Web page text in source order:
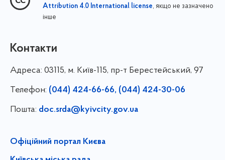
Attribution 4.0 International license, якщо не зазначено
інше
Контакти
Адреса: 03115, м. Київ-115, пр-т Берестейський, 97
Телефон: (044) 424-66-66, (044) 424-30-06
Пошта: doc.srda@kyivcity.gov.ua
Офіційний портал Києва